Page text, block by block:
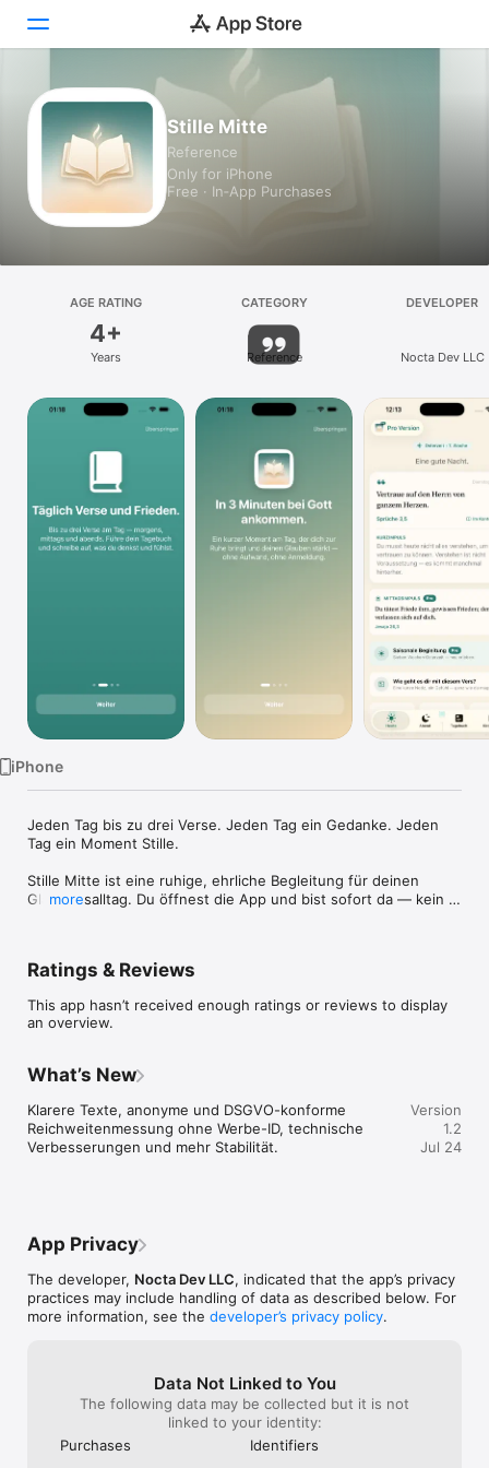
Today
Games
Platform
iPad
Watch
TV
Stille Mitte
Reference
Only for iPhone
Free · In‑App Purchases
AGE RATING
4+
Years
CATEGORY
Reference
DEVELOPER
Nocta Dev LLC
iPhone
Jeden Tag bis zu drei Verse. Jeden Tag ein Gedanke. Jeden
Tag ein Moment Stille.
Stille Mitte ist eine ruhige, ehrliche Begleitung für deinen
Glaubensalltag. Du öffnest die App und bist sofort da — kein
• Täglicher Bibelvers aus der Lutherbibel 1912
Sprache
• Mittagsimpuls — ein zweiter Vers für die Tagesmitte
• Abendgebet — Frage, Gebet und Psalm zum Tagesschluss
• Gebetstagebuch — halte fest, was dich bewegt
• Tippe auf den Vers → sieh ihn im Kontext der Bibelstelle
• Liturgischer Kalender mit allen Festtagen — erkenne sofort,
• Bis zu drei sanfte Erinnerungen am Tag — morgens, mittags,
abends
• Festliche Animation an Kirchenfeiertagen
• Funktioniert offline — auch ohne Internet nutzbar
• Dunkles Design für die Abendstunden
Stille Mitte schaltest du mit einem Kauf frei — du wählst, was
zu dir passt:
• Wochenabo: 2,99 € pro Woche — jederzeit kündbar
• Einmalkauf: 59,99 € — einmal zahlen, für immer deins, alle
more
Ratings & Reviews
This app hasn’t received enough ratings or reviews to display
an overview.
What’s New
Klarere Texte, anonyme und DSGVO-konforme
Reichweitenmessung ohne Werbe-ID, technische
Verbesserungen und mehr Stabilität.
Version
1.2
Jul 24
App Privacy
The developer, Nocta Dev LLC, indicated that the app’s privacy
practices may include handling of data as described below. For
more information, see the developer’s privacy policy.
Data Not Linked to You
The following data may be collected but it is not
linked to your identity:
Purchases
Identifiers